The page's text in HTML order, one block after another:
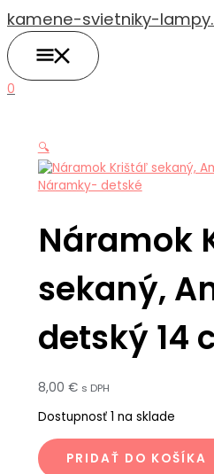
na
obsah
kamene-svietniky-
0
🔍
Náramky- detské
Náramok
sekaný,
detský 14
8,00 € s DPH
Dostupnosť 1 na sklade
Náramok
sekaný,
Ametyst
cm
PRIDAŤ DO KOŠÍKA